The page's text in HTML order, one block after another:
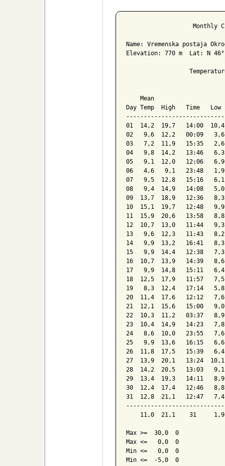
Poročilo za
Monthly
Elevation: 770 m  Lat: N
Mean
Day Temp  High   Time
01  14,2  19,7   14:00
02   9,6  12,2   00:09
03   7,2  11,9   15:35
04   9,8  14,2   13:46
05   9,1  12,0   12:06
06   4,6   9,1   23:48
07   9,5  12,8   15:16
08   9,4  14,9   14:08
09  13,7  18,9   12:36
10  15,1  19,7   12:48
11  15,9  20,6   13:58
12  10,7  13,0   11:44
13   9,6  12,3   11:43
14   9,9  13,2   16:41
15   9,9  14,4   12:38
16  10,7  13,9   14:39
17   9,9  14,8   15:11
18  12,5  17,9   11:57
19   8,3  12,4   17:14
20  11,4  17,6   12:12
21  12,1  15,6   15:00
22  10,3  11,2   03:37
23  10,4  14,9   14:23
24   8,6  10,0   23:55
25   9,9  13,6   16:15
26  11,8  17,5   15:39
27  13,9  20,1   13:24
28  14,2  20,5   13:03
29  13,4  19,3   14:11
30  12,4  17,4   12:46
31  12,8  21,1   12:47
11,0  21,1    31
Max >=  30,0  0
Max <=   0,0  0